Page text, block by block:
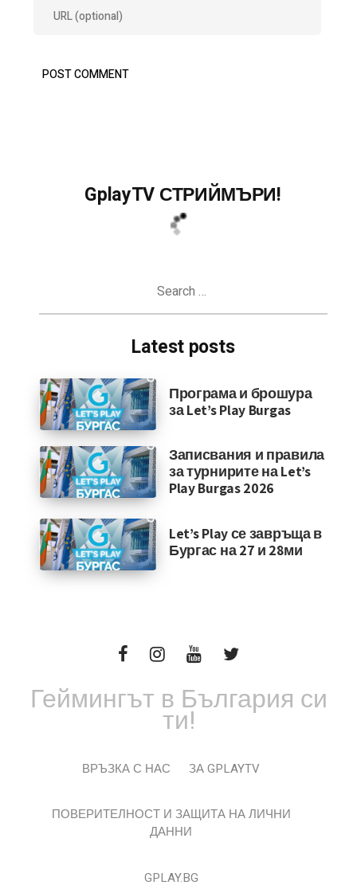
GplayTV СТРИЙМЪРИ!
Latest posts
Програма и брошура
за Let’s Play Burgas
Записвания и правила
за турнирите на Let’s
Play Burgas 2026
Let’s Play се завръща в
Бургас на 27 и 28ми
Геймингът в България си
ти!
ВРЪЗКА С НАС ЗА GPLAYTV
ПОВЕРИТЕЛНОСТ И ЗАЩИТА НА ЛИЧНИ
ДАННИ
GPLAY.BG